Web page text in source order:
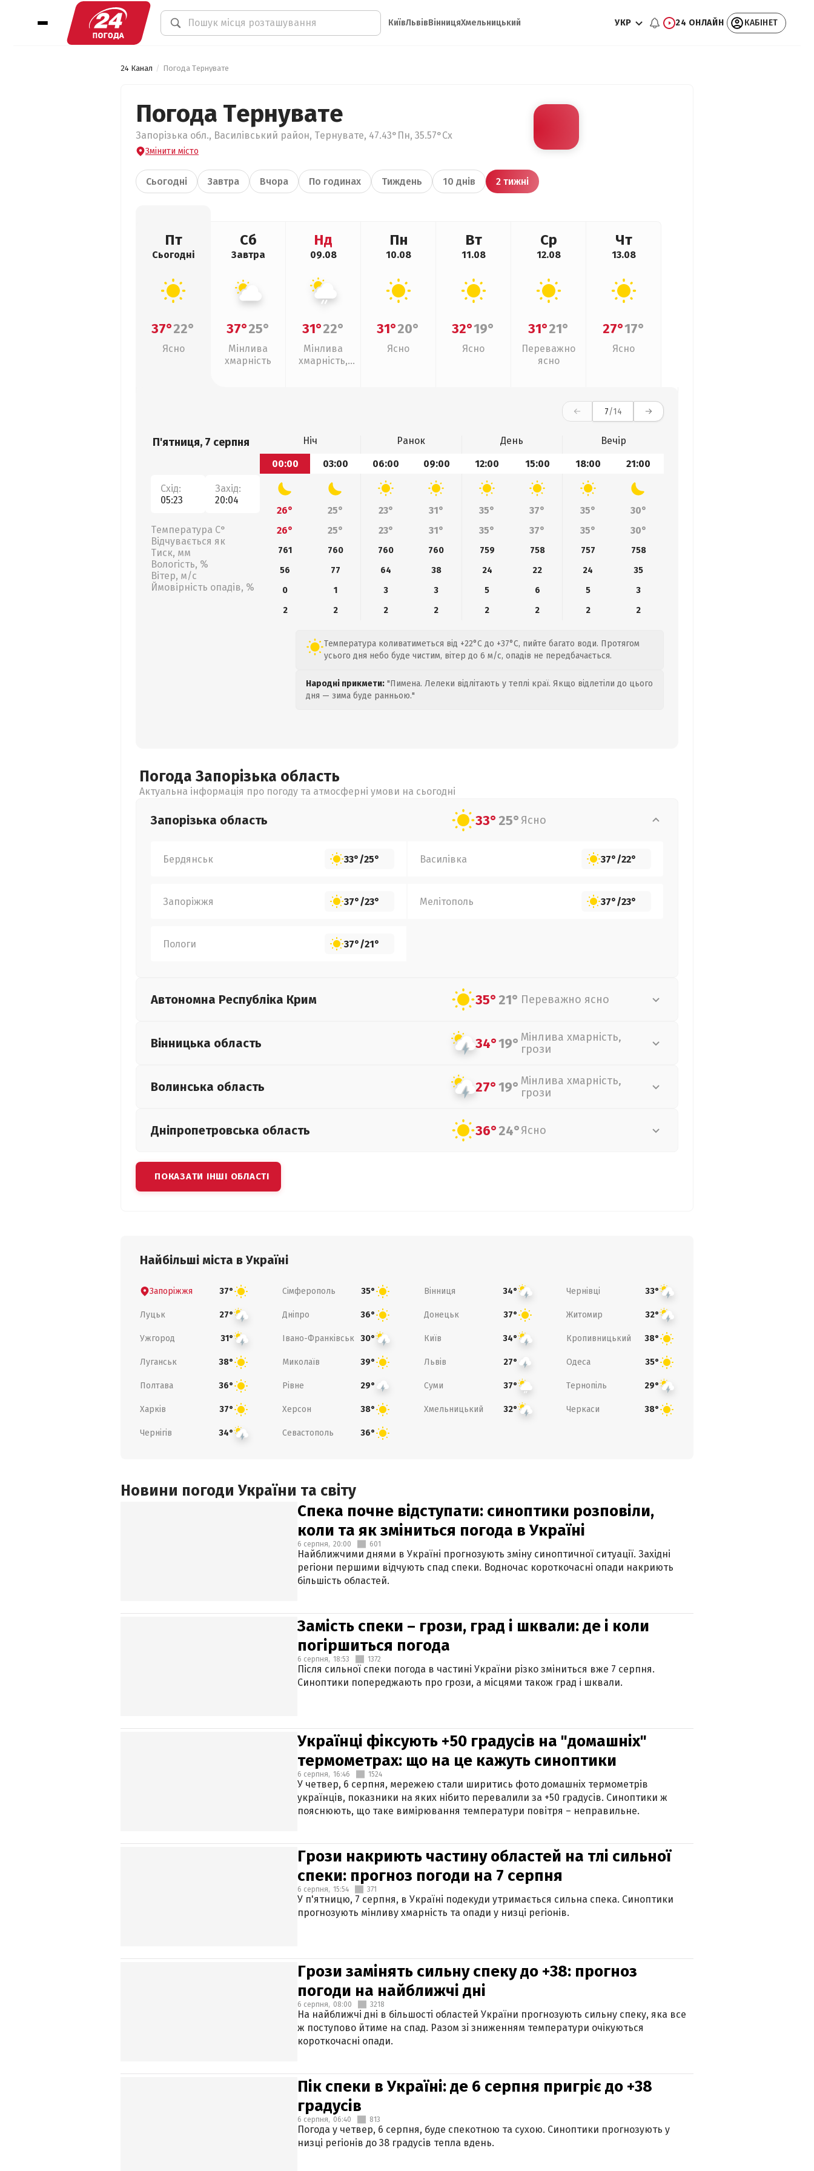
КиївЛьвівВінницяХмельницький УКР 24 ОНЛАЙН КАБІНЕТ
24 Канал Погода Тернувате
Погода Тернувате
Запорізька обл., Василівський район, Тернувате, 47.43°Пн, 35.57°Сх
Змінити місто
Сьогодні Завтра Вчора По годинах Тиждень 10 днів 2 тижні
Пт
Сьогодні
37°22°
Ясно
Сб
Завтра
37°25°
Мінлива
хмарність
Нд
09.08
31°22°
Мінлива
хмарність,
Пн
10.08
31°20°
Ясно
Вт
11.08
32°19°
Ясно
Ср
12.08
31°21°
Переважно
ясно
Чт
13.08
27°17°
Ясно
7/14
П'ятниця, 7 серпня
Схід:
05:23
Захід:
20:04
Температура С°
Відчувається як
Тиск, мм
Вологість, %
Вітер, м/с
Ймовірність опадів, %
Ніч Ранок День
Вечір
00:00
03:00 06:00 09:00 12:00 15:00 18:00 21:00
26° 25° 23° 31° 35° 37° 35°
30°
26°
25° 23° 31° 35° 37° 35° 30°
761 760 760 760 759 758 757
758
56
77 64 38 24 22 24
35
0
1 3 3 5 6 5
3
2
2 2 2 2 2 2 2
Температура коливатиметься від +22°C до +37°C, пийте багато води. Протягом
усього дня небо буде чистим, вітер до 6 м/с, опадів не передбачається.
Народні прикмети: "Пимена. Лелеки відлітають у теплі краї. Якщо відлетіли до цього
дня — зима буде ранньою."
Погода Запорізька область
Актуальна інформація про погоду та атмосферні умови на сьогодні
Запорізька область 33°25° Ясно
Бердянськ 33°/25° Василівка 37°/22°
Запоріжжя 37°/23° Мелітополь 37°/23°
Пологи 37°/21°
Автономна Республіка Крим 35°21° Переважно ясно
Вінницька область 34°19° Мінлива хмарність,
грози
Волинська область 27°19° Мінлива хмарність,
грози
Дніпропетровська область 36°24°Ясно
ПОКАЗАТИ ІНШІ ОБЛАСТІ
Найбільші міста в Україні
Запоріжжя 37° Сімферополь 35° Вінниця 34° Чернівці 33°
Луцьк 27° Дніпро 36° Донецьк 37° Житомир 32°
Ужгород 31° Івано-Франківськ 30° Київ 34° Кропивницький 38°
Луганськ 38° Миколаїв 39° Львів 27° Одеса 35°
Полтава 36° Рівне 29° Суми 37° Тернопіль 29°
Харків 37° Херсон 38° Хмельницький 32° Черкаси 38°
Чернігів 34° Севастополь 36°
Новини погоди України та світу
Спека почне відступати: синоптики розповіли,
коли та як зміниться погода в Україні
6 серпня, 20:00 601
Найближчими днями в Україні прогнозують зміну синоптичної ситуації. Західні
регіони першими відчують спад спеки. Водночас короткочасні опади накриють
більшість областей.
Замість спеки – грози, град і шквали: де і коли
погіршиться погода
6 серпня, 18:53 1372
Після сильної спеки погода в частині України різко зміниться вже 7 серпня.
Синоптики попереджають про грози, а місцями також град і шквали.
Українці фіксують +50 градусів на "домашніх"
термометрах: що на це кажуть синоптики
6 серпня, 16:46 1524
У четвер, 6 серпня, мережею стали ширитись фото домашніх термометрів
українців, показники на яких нібито перевалили за +50 градусів. Синоптики ж
пояснюють, що таке вимірювання температури повітря – неправильне.
Грози накриють частину областей на тлі сильної
спеки: прогноз погоди на 7 серпня
6 серпня, 15:54 371
У п'ятницю, 7 серпня, в Україні подекуди утримається сильна спека. Синоптики
прогнозують мінливу хмарність та опади у низці регіонів.
Грози замінять сильну спеку до +38: прогноз
погоди на найближчі дні
6 серпня, 08:00 3218
На найближчі дні в більшості областей України прогнозують сильну спеку, яка все
ж поступово йтиме на спад. Разом зі зниженням температури очікуються
короткочасні опади.
Пік спеки в Україні: де 6 серпня пригріє до +38
градусів
6 серпня, 06:40 813
Погода у четвер, 6 серпня, буде спекотною та сухою. Синоптики прогнозують у
низці регіонів до 38 градусів тепла вдень.